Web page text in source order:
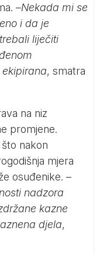
–Nekada mi se
i da je
liječiti
, smatra
na niz
promjene.
nakon
mjera
osuđenike. –
nadzora
kazne
djela,